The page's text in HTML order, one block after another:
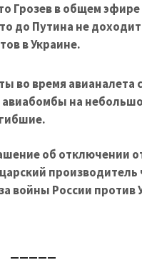
Грозев в общем эфире
до Путина не
в Украине.
во время авианалета
на
об отключении
производитель
войны России против